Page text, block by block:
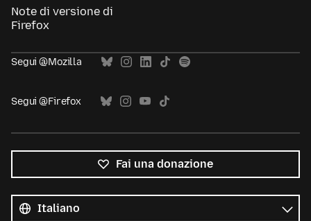
Note di versione di
Firefox
Segui @Mozilla
Segui @Firefox
Fai una donazione
le
lingue
Lingua